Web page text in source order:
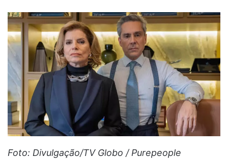
Foto: Divulgação/TV Globo / Purepeople